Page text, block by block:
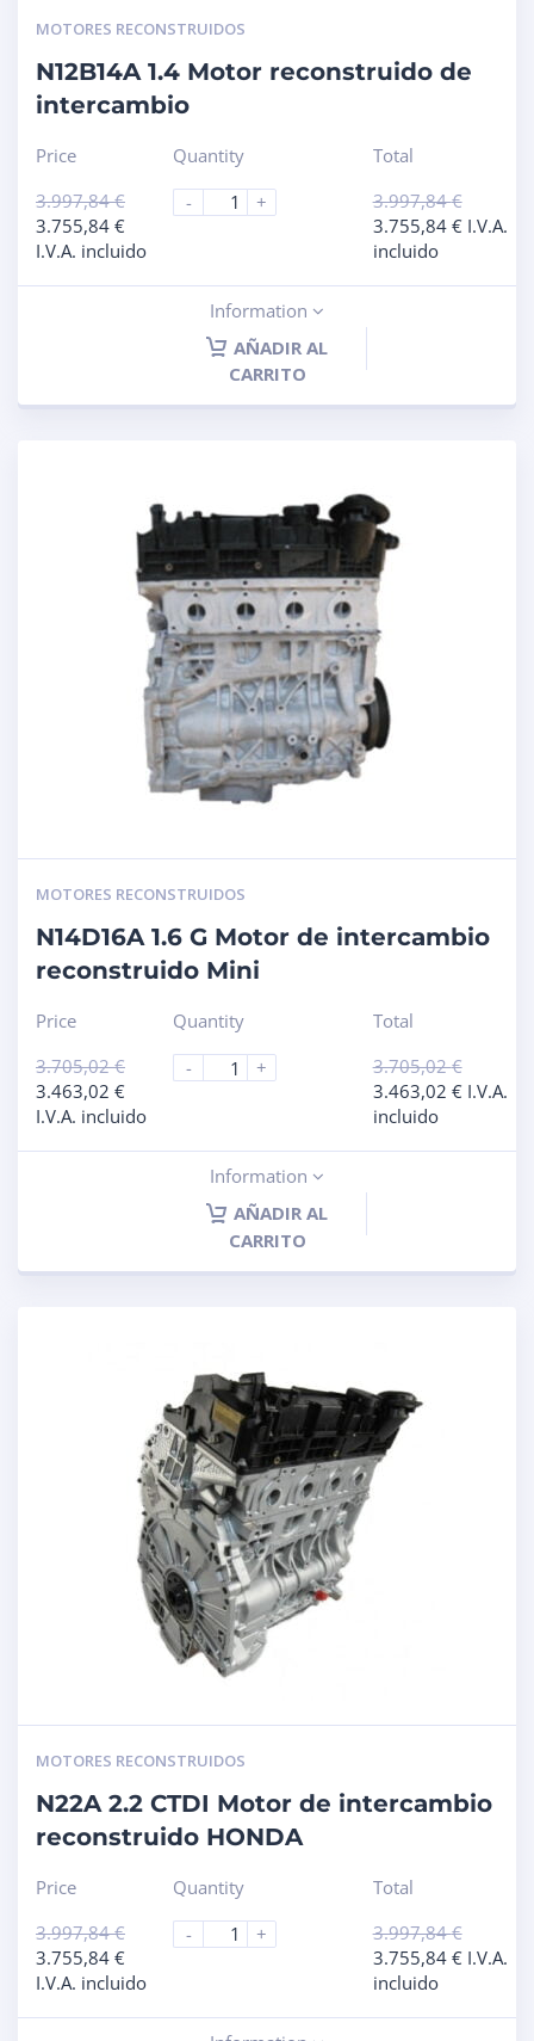
MOTORES RECONSTRUIDOS
N12B14A 1.4 Motor reconstruido de
intercambio
Price
3.997,84€
3.755,84 €
I.V.A. incluido
Quantity
-
+
Total
3.997,84€
3.755,84 € I.V.A.
incluido
Information
AÑADIR AL
CARRITO
MOTORES RECONSTRUIDOS
N14D16A 1.6 G Motor de intercambio
reconstruido Mini
Price
3.705,02€
3.463,02 €
I.V.A. incluido
Quantity
-
+
Total
3.705,02€
3.463,02 € I.V.A.
incluido
Information
AÑADIR AL
CARRITO
MOTORES RECONSTRUIDOS
N22A 2.2 CTDI Motor de intercambio
reconstruido HONDA
Price
3.997,84€
3.755,84 €
I.V.A. incluido
Quantity
-
+
Total
3.997,84€
3.755,84 € I.V.A.
incluido